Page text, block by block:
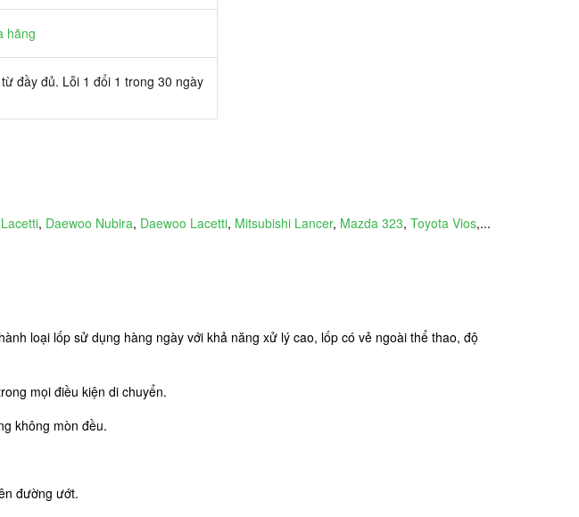
hãng
đầy đủ. Lỗi 1 đổi 1 trong 30 ngày
, Daewoo Nubira, Daewoo Lacetti, Mitsubishi Lancer, Mazda 323, Toyota Vios,...
loại lốp sử dụng hàng ngày với khả năng xử lý cao, lốp có vẻ ngoài thể thao, độ
mọi điều kiện di chuyển.
không mòn đều.
đường ướt.